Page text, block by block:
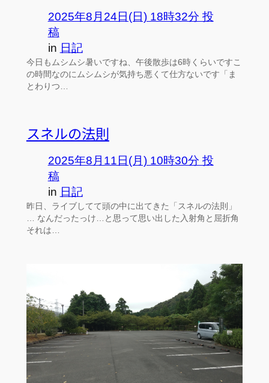
2025年8月24日(日) 18時32分 投
稿
in 日記
今日もムシムシ暑いですね、午後散歩は6時くらいですこ
の時間なのにムシムシが気持ち悪くて仕方ないです「ま
とわりつ…
スネルの法則
2025年8月11日(月) 10時30分 投
稿
in 日記
昨日、ライブしてて頭の中に出てきた「スネルの法則」
… なんだったっけ…と思って思い出した入射角と屈折角
それは…